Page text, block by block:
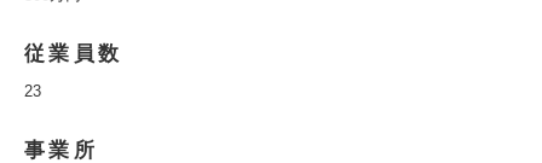
従業員数
23
事業所